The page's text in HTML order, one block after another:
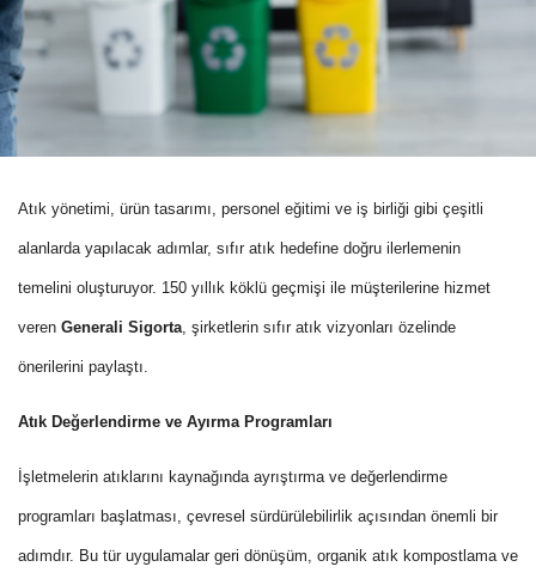
Atık yönetimi, ürün tasarımı, personel eğitimi ve iş birliği gibi çeşitli
alanlarda yapılacak adımlar, sıfır atık hedefine doğru ilerlemenin
temelini oluşturuyor. 150 yıllık köklü geçmişi ile müşterilerine hizmet
veren Generali Sigorta, şirketlerin sıfır atık vizyonları özelinde
önerilerini paylaştı.
Atık Değerlendirme ve Ayırma Programları
İşletmelerin atıklarını kaynağında ayrıştırma ve değerlendirme
programları başlatması, çevresel sürdürülebilirlik açısından önemli bir
adımdır. Bu tür uygulamalar geri dönüşüm, organik atık kompostlama ve